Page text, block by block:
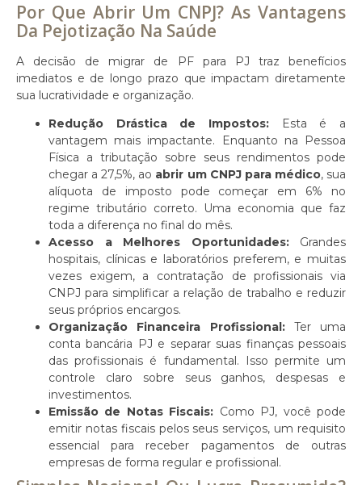
Por Que Abrir Um CNPJ? As Vantagens
Da Pejotização Na Saúde
A decisão de migrar de PF para PJ traz benefícios
imediatos e de longo prazo que impactam diretamente
sua lucratividade e organização.
Redução Drástica de Impostos: Esta é a
vantagem mais impactante. Enquanto na Pessoa
Física a tributação sobre seus rendimentos pode
chegar a 27,5%, ao abrir um CNPJ para médico, sua
alíquota de imposto pode começar em 6% no
regime tributário correto. Uma economia que faz
toda a diferença no final do mês.
Acesso a Melhores Oportunidades:Grandes
hospitais, clínicas e laboratórios preferem, e muitas
vezes exigem, a contratação de profissionais via
CNPJ para simplificar a relação de trabalho e reduzir
seus próprios encargos.
Organização Financeira Profissional:Ter uma
conta bancária PJ e separar suas finanças pessoais
das profissionais é fundamental. Isso permite um
controle claro sobre seus ganhos, despesas e
investimentos.
Emissão de Notas Fiscais: Como PJ, você pode
emitir notas fiscais pelos seus serviços, um requisito
essencial para receber pagamentos de outras
empresas de forma regular e profissional.